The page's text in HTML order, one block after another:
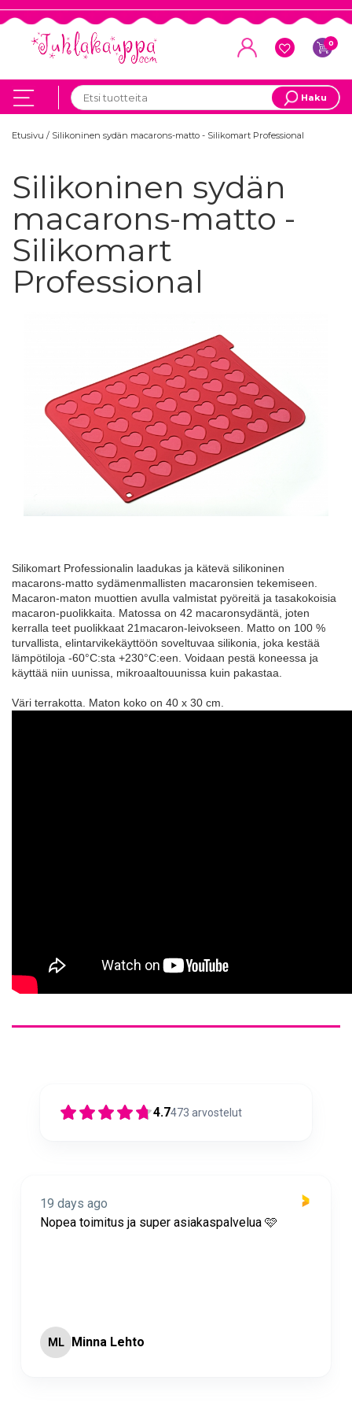
0
Haku
Etusivu / Silikoninen sydän macarons-matto - Silikomart Professional
Silikoninen sydän
macarons-matto -
Silikomart
Professional
Silikomart Professionalin laadukas ja kätevä silikoninen
macarons-matto sydämenmallisten macaronsien tekemiseen.
Macaron-maton muottien avulla valmistat pyöreitä ja tasakokoisia
macaron-puolikkaita. Matossa on 42 macaronsydäntä, joten
kerralla teet puolikkaat 21macaron-leivokseen. Matto on 100 %
turvallista, elintarvikekäyttöön soveltuvaa silikonia, joka kestää
lämpötiloja -60°C:sta +230°C:een. Voidaan pestä koneessa ja
käyttää niin uunissa, mikroaaltouunissa kuin pakastaa.
Väri terrakotta. Maton koko on 40 x 30 cm.
4.7473 arvostelut
19 days ago
Nopea toimitus ja super asiakaspalvelua 🩷
ML Minna Lehto